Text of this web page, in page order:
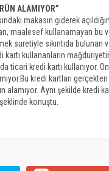
ALAMIYOR”
makasın giderek
maalesef kullanamayan bu
suretiyle sıkıntıda bulunan
kullananların
ticari kredi kartı kullanıyor.
kredi kartları
Aynı şekilde kredi
konuştu.